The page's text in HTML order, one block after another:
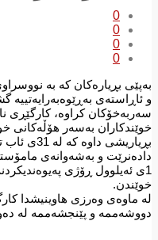
0
0
0
0
و ئاڕاستەی بەڕێوەبەرایەتییە
خوێندكاران بەسەر هۆڵەكانی
دادەنرێت و بەشەوانەی
1ی ئەیلوول ڕۆژی
خوێندن.
لە ماوەی وەرزی هاوینیشدا
دووشەممە و پێنجشەممە لە